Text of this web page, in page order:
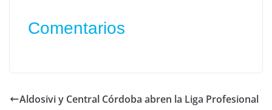
Comentarios
Aldosivi y Central Córdoba abren la Liga Profesional